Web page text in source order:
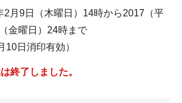
2月9日（木曜日）14時から2017（平
金曜日）24時まで
10日消印有効）
終了しました。